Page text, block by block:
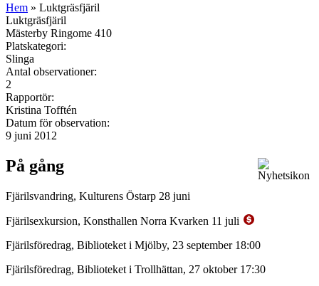
Hem » Luktgräsfjäril
Luktgräsfjäril
Mästerby Ringome 410
Platskategori:
Slinga
Antal observationer:
2
Rapportör:
Kristina Tofftén
Datum för observation:
9 juni 2012
På gång
Fjärilsvandring, Kulturens Östarp 28 juni
Fjärilsexkursion, Konsthallen Norra Kvarken 11 juli
Fjärilsföredrag, Biblioteket i Mjölby, 23 september 18:00
Fjärilsföredrag, Biblioteket i Trollhättan, 27 oktober 17:30